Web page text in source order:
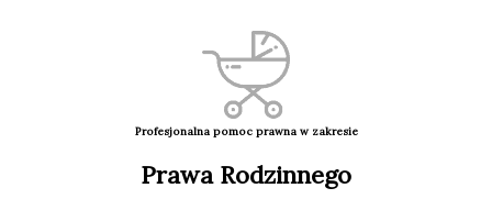
Profesjonalna pomoc prawna w zakresie
Prawa Rodzinnego